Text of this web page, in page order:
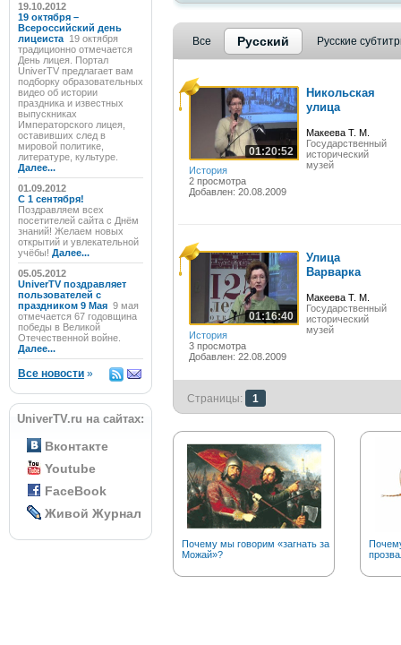
19.10.2012
19 октября –
Всероссийский день
лицеиста 19 октября
традиционно отмечается
День лицея. Портал
UniverTV предлагает вам
подборку образовательных
видео об истории
праздника и известных
выпускниках
Императорского лицея,
оставивших след в
мировой политике,
литературе, культуре.
Далее...
01.09.2012
C 1 сентября!
Поздравляем всех
посетителей сайта с Днём
знаний! Желаем новых
открытий и увлекательной
учёбы! Далее...
05.05.2012
UniverTV поздравляет
пользователей с
праздником 9 Мая 9 мая
отмечается 67 годовщина
победы в Великой
Отечественной войне.
Далее...
Все новости »
UniverTV.ru на сайтах:
Вконтакте
Youtube
FaceBook
Живой Журнал
Все Русский Русские
01:20:52
История
2 просмотра
Добавлен: 20.08.2009
Никольская
улица
Макеева Т. М.
Государственный
исторический
музей
01:16:40
История
3 просмотра
Добавлен: 22.08.2009
Улица
Варварка
Макеева Т. М.
Государственный
исторический
музей
Страницы: 1
Почему мы говорим «загнать за
Можай»?